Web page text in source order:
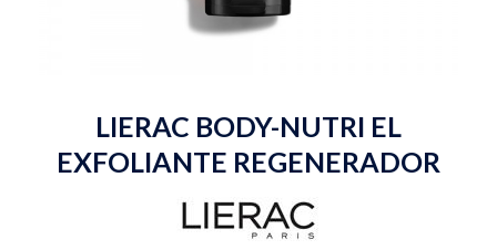
LIERAC BODY-NUTRI EL
EXFOLIANTE REGENERADOR